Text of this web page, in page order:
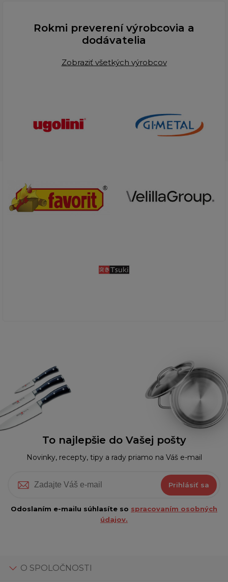
Rokmi preverení výrobcovia a
dodávatelia
Zobraziť všetkých výrobcov
To najlepšie do Vašej pošty
Novinky, recepty, tipy a rady priamo na Váš e-mail
Prihlásiť sa
Odoslaním e-mailu súhlasíte so spracovaním osobných
údajov.
O SPOLOČNOSTI